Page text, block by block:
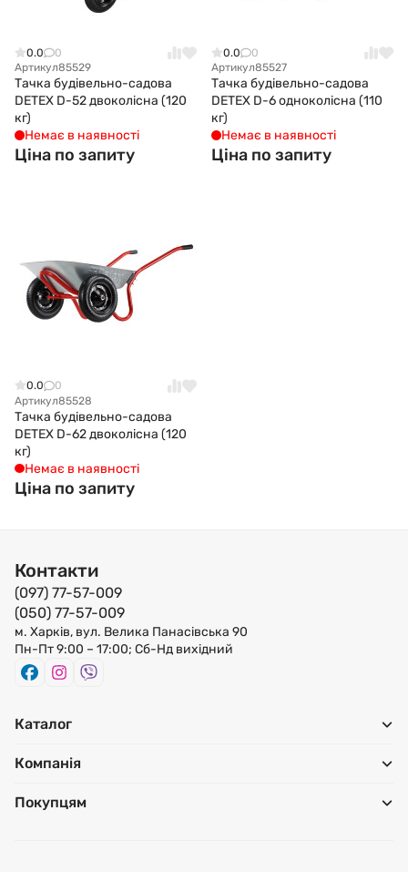
0.0
0
Артикул85529
Тачка будівельно-садова
DETEX D-52 двоколісна (120
кг)
Немає в наявності
Ціна по запиту
0.0
0
Артикул85527
Тачка будівельно-садова
DETEX D-6 одноколісна (110
кг)
Немає в наявності
Ціна по запиту
0.0
0
Артикул85528
Тачка будівельно-садова
DETEX D-62 двоколісна (120
кг)
Немає в наявності
Ціна по запиту
Контакти
(097) 77-57-009
(050) 77-57-009
м. Харків, вул. Велика Панасівська 90
Пн-Пт 9:00 – 17:00; Сб-Нд вихідний
Каталог
Компанія
Покупцям